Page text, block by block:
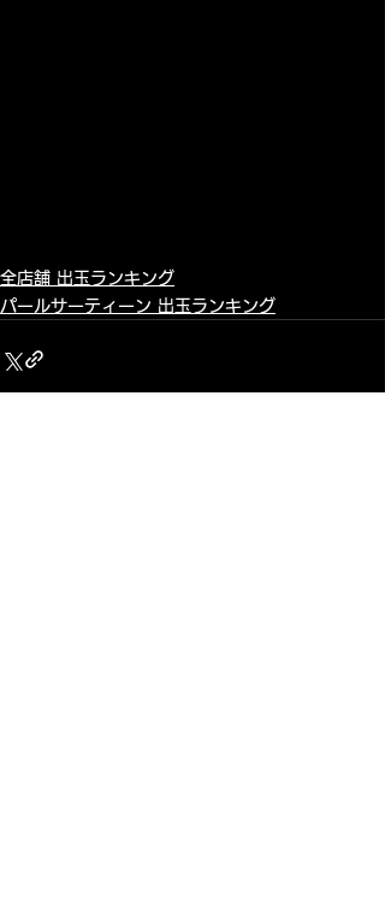
全店舗 出玉ランキング
パールサーティーン 出玉ランキング